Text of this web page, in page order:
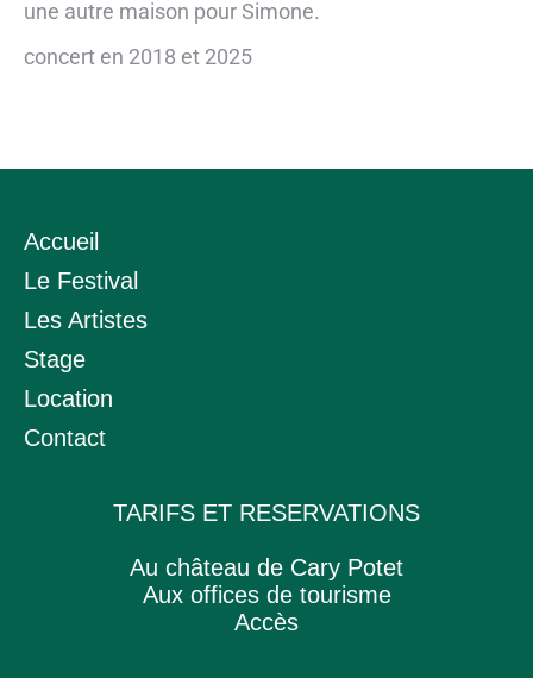
une autre maison pour Simone.
concert en 2018 et 2025
Accueil
Le Festival
Les Artistes
Stage
Location
Contact
TARIFS ET RESERVATIONS
Au château de Cary Potet
Aux offices de tourisme
Accès